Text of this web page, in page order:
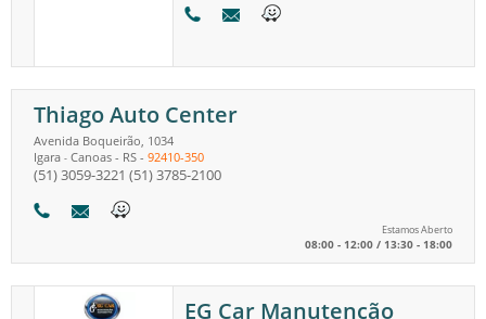
Thiago Auto Center
Avenida Boqueirão, 1034
Igara - Canoas - RS - 92410-350
(51) 3059-3221 (51) 3785-2100
Estamos Aberto
08:00 - 12:00 / 13:30 - 18:00
EG Car Manutenção